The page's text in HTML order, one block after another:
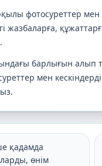
фотосуреттер мен
жазбаларға,
барлығын алып
мен
қадамда
өнім